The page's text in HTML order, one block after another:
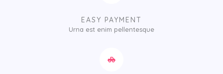
EASY PAYMENT
Urna est enim pellentesque